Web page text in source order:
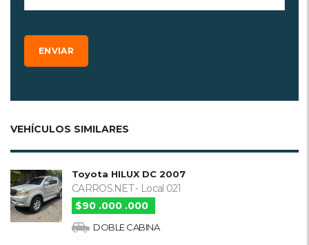
VEHÍCULOS SIMILARES
Toyota HILUX DC 2007
CARROS.NET - Local 021
$90 .000 .000
DOBLE CABINA